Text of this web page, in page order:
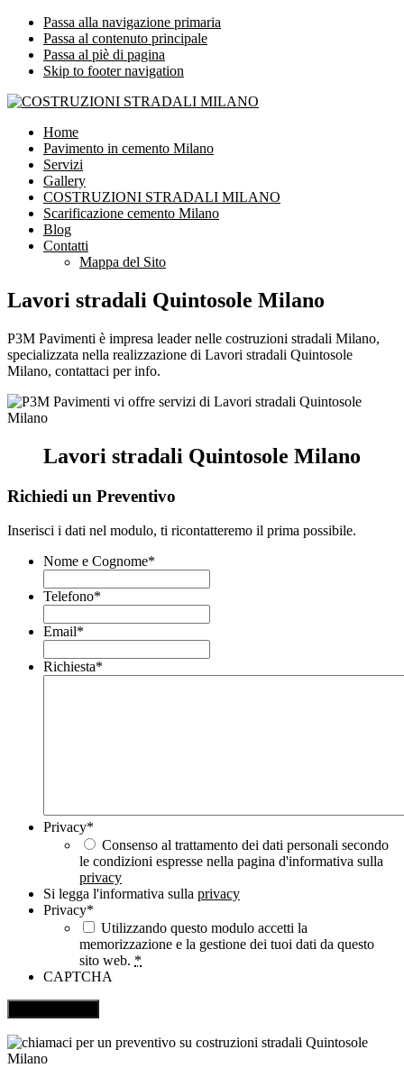
Passa alla navigazione primaria
Passa al contenuto principale
Passa al piè di pagina
Skip to footer navigation
COSTRUZIONI STRADALI MILANO
Impresa leader nelle costruzioni stradali Milano
Home
Pavimento in cemento Milano
Servizi
Gallery
COSTRUZIONI STRADALI MILANO
Scarificazione cemento Milano
Blog
Contatti
Mappa del Sito
Lavori stradali Quintosole Milano
P3M Pavimenti è impresa leader nelle costruzioni stradali Milano,
specializzata nella realizzazione di Lavori stradali Quintosole
Milano, contattaci per info.
Lavori stradali Quintosole Milano
Richiedi un Preventivo
Inserisci i dati nel modulo, ti ricontatteremo il prima possibile.
Nome e Cognome*
Telefono*
Email*
Richiesta*
Privacy*
Consenso al trattamento dei dati personali secondo
le condizioni espresse nella pagina d'informativa sulla
privacy
Si legga l'informativa sulla privacy
Privacy*
Utilizzando questo modulo accetti la
memorizzazione e la gestione dei tuoi dati da questo
sito web. *
CAPTCHA